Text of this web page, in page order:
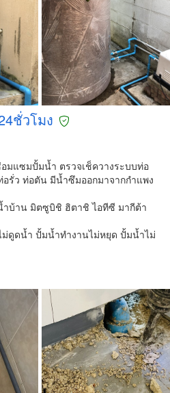
ชั่วโมง
มแซมปั้มน้ำ ตรวจเช็ควางระบบท่อ
รั่ว ท่อตัน มีน้ำซึมออกมาจากกำแพง
บ้าน มิตซูบิชิ ฮิตาชิ ไอทีซี มากีต้า
ดูดน้ำ ปั้มน้ำทำงานไม่หยุด ปั้มน้ำไม่